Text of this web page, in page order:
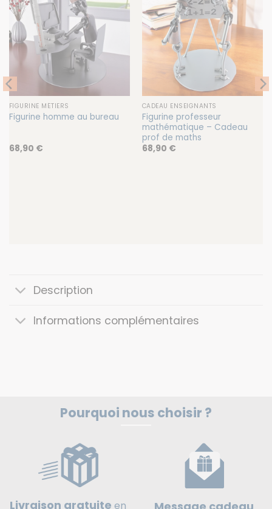
FIGURINE MÉTIERS
Figurine homme au bureau
68,90 €
CADEAU ENSEIGNANTS
Figurine professeur
mathématique – Cadeau
prof de maths
68,90 €
Description
Informations complémentaires
Pourquoi nous choisir ?
Livraison gratuite en